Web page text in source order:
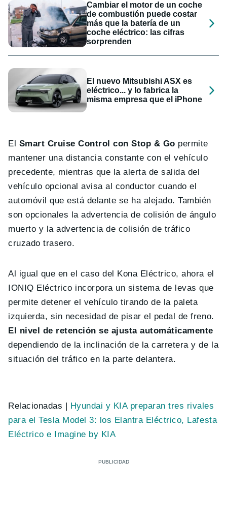
Cambiar el motor de un coche
de combustión puede costar
más que la batería de un
coche eléctrico: las cifras
sorprenden
El nuevo Mitsubishi ASX es
eléctrico... y lo fabrica la
misma empresa que el iPhone
El Smart Cruise Control con Stop & Go permite
mantener una distancia constante con el vehículo
precedente, mientras que la alerta de salida del
vehículo opcional avisa al conductor cuando el
automóvil que está delante se ha alejado. También
son opcionales la advertencia de colisión de ángulo
muerto y la advertencia de colisión de tráfico
cruzado trasero.
Al igual que en el caso del Kona Eléctrico, ahora el
IONIQ Eléctrico incorpora un sistema de levas que
permite detener el vehículo tirando de la paleta
izquierda, sin necesidad de pisar el pedal de freno.
El nivel de retención se ajusta automáticamente
dependiendo de la inclinación de la carretera y de la
situación del tráfico en la parte delantera.
Relacionadas |
Hyundai y KIA preparan tres rivales
para el Tesla Model 3: los Elantra Eléctrico, Lafesta
Eléctrico e Imagine by KIA